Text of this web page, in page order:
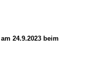
24.9.2023 beim